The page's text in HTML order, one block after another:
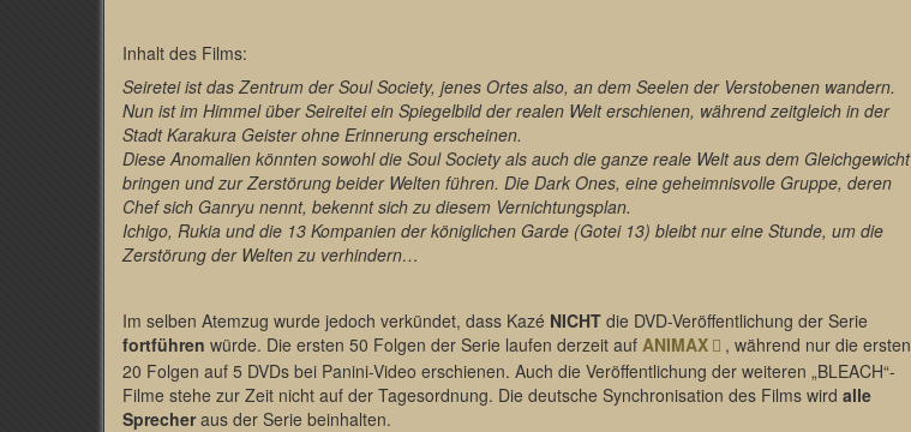
Inhalt des Films:
Seiretei ist das Zentrum der Soul Society, jenes Ortes also, an dem Seelen der Verstobenen wandern.
Nun ist im Himmel über Seireitei ein Spiegelbild der realen Welt erschienen, während zeitgleich in der
Stadt Karakura Geister ohne Erinnerung erscheinen.
Diese Anomalien könnten sowohl die Soul Society als auch die ganze reale Welt aus dem Gleichgewicht
bringen und zur Zerstörung beider Welten führen. Die Dark Ones, eine geheimnisvolle Gruppe, deren
Chef sich Ganryu nennt, bekennt sich zu diesem Vernichtungsplan.
Ichigo, Rukia und die 13 Kompanien der königlichen Garde (Gotei 13) bleibt nur eine Stunde, um die
Zerstörung der Welten zu verhindern…
Im selben Atemzug wurde jedoch verkündet, dass Kazé NICHT die DVD-Veröffentlichung der Serie
fortführen würde. Die ersten 50 Folgen der Serie laufen derzeit auf ANIMAX
, während nur die ersten
20 Folgen auf 5 DVDs bei Panini-Video erschienen. Auch die Veröffentlichung der weiteren „BLEACH“-
Filme stehe zur Zeit nicht auf der Tagesordnung. Die deutsche Synchronisation des Films wird alle
Sprecheraus der Serie beinhalten.